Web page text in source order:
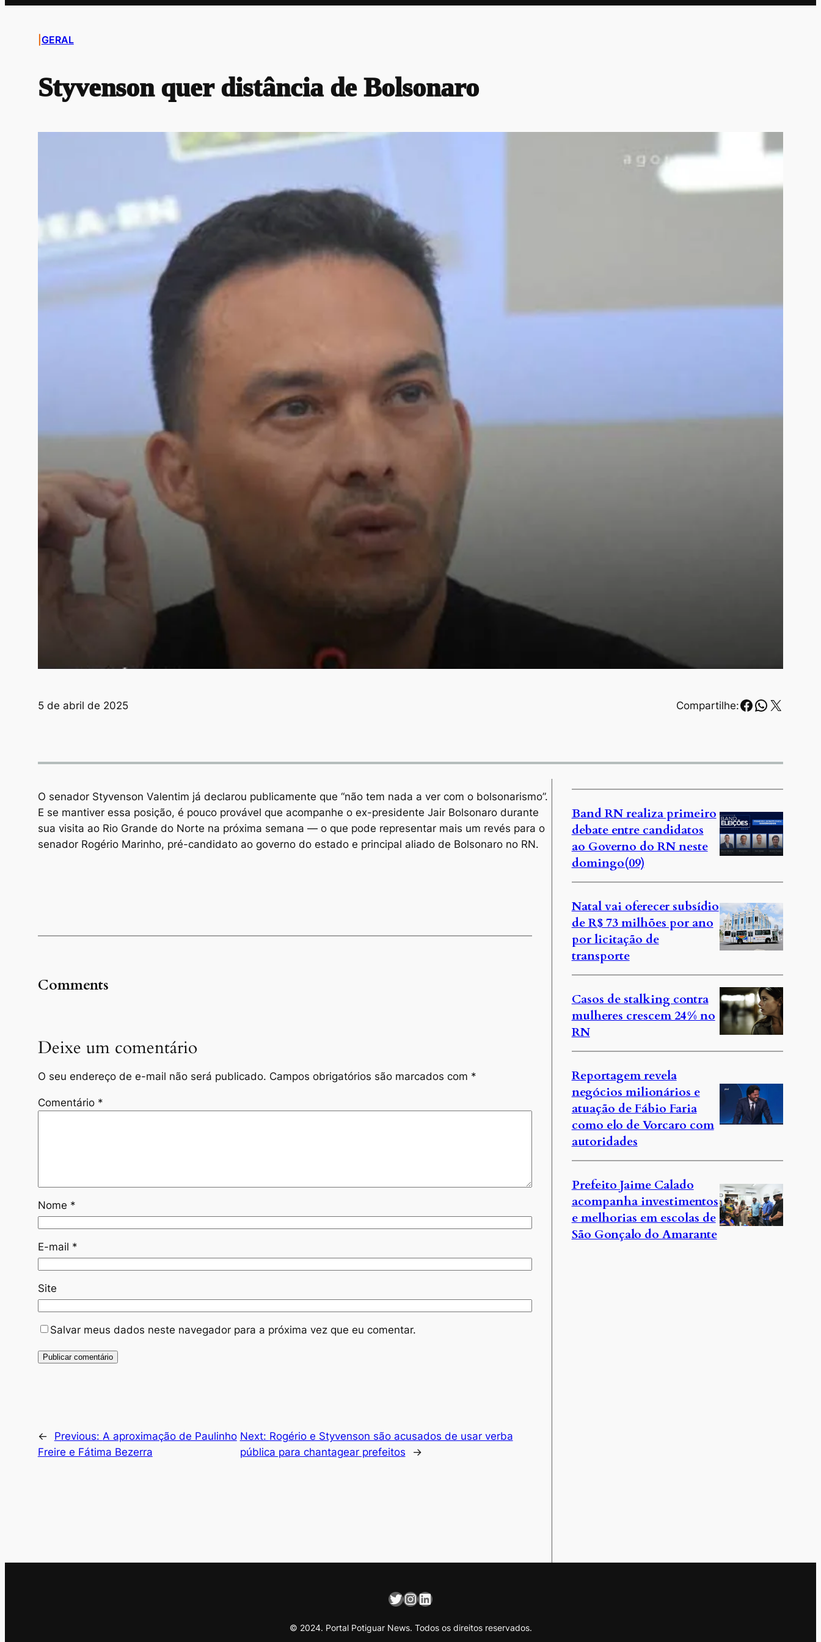
GERAL
Styvenson quer distância de Bolsonaro
5 de abril de 2025 Compartilhe:Facebook
X
O senador Styvenson Valentim já declarou publicamente que “não tem nada a ver com o bolsonarismo”.
E se mantiver essa posição, é pouco provável que acompanhe o ex-presidente Jair Bolsonaro durante
sua visita ao Rio Grande do Norte na próxima semana — o que pode representar mais um revés para o
senador Rogério Marinho, pré-candidato ao governo do estado e principal aliado de Bolsonaro no RN.
Comments
Deixe um comentário
O seu endereço de e-mail não será publicado. Campos obrigatórios são marcados com *
Comentário *
Nome *
E-mail *
Site
Salvar meus dados neste navegador para a próxima vez que eu comentar.
← Previous: A aproximação de Paulinho
Freire e Fátima Bezerra
Next: Rogério e Styvenson são acusados de usar verba
pública para chantagear prefeitos
→
Band RN realiza primeiro
debate entre candidatos
ao Governo do RN neste
domingo(09)
Natal vai oferecer subsídio
de R$ 73 milhões por ano
por licitação de
transporte
Casos de stalking contra
mulheres crescem 24% no
RN
Reportagem revela
negócios milionários e
atuação de Fábio Faria
como elo de Vorcaro com
autoridades
Prefeito Jaime Calado
acompanha investimentos
e melhorias em escolas de
São Gonçalo do Amarante
Twitter
Instagram
LinkedIn
© 2024. Portal Potiguar News. Todos os direitos reservados.